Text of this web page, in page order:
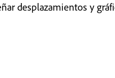
desplazamientos y